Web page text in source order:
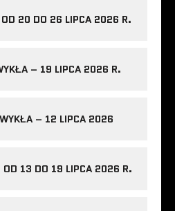
OD 20 DO 26 LIPCA 2026 R.
– 19 LIPCA 2026 R.
– 12 LIPCA 2026
OD 13 DO 19 LIPCA 2026 R.